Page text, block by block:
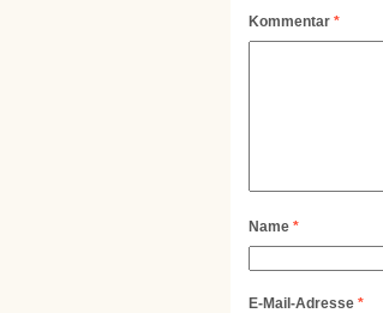
Kommentar *
Name *
E-Mail-Adresse *